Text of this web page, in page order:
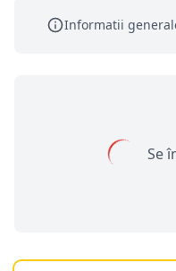
Informatii
Se